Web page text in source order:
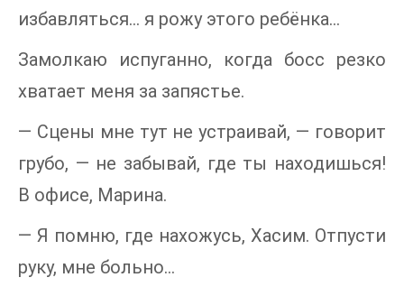
избавляться… я рожу этого ребёнка…
Замолкаю испуганно, когда босс резко
хватает меня за запястье.
— Сцены мне тут не устраивай, — говорит
грубо, — не забывай, где ты находишься!
В офисе, Марина.
— Я помню, где нахожусь, Хасим. Отпусти
руку, мне больно…